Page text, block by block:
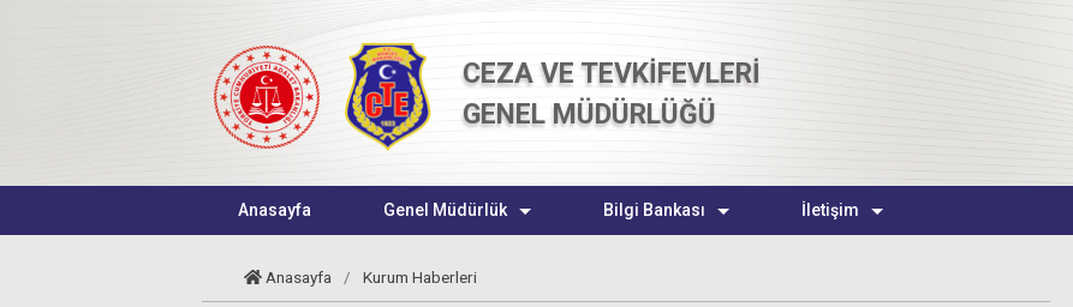
CEZA VE TEVKİFEVLERİ
GENEL MÜDÜRLÜĞÜ
Anasayfa Genel Müdürlük Bilgi Bankası İletişim
Anasayfa / Kurum Haberleri